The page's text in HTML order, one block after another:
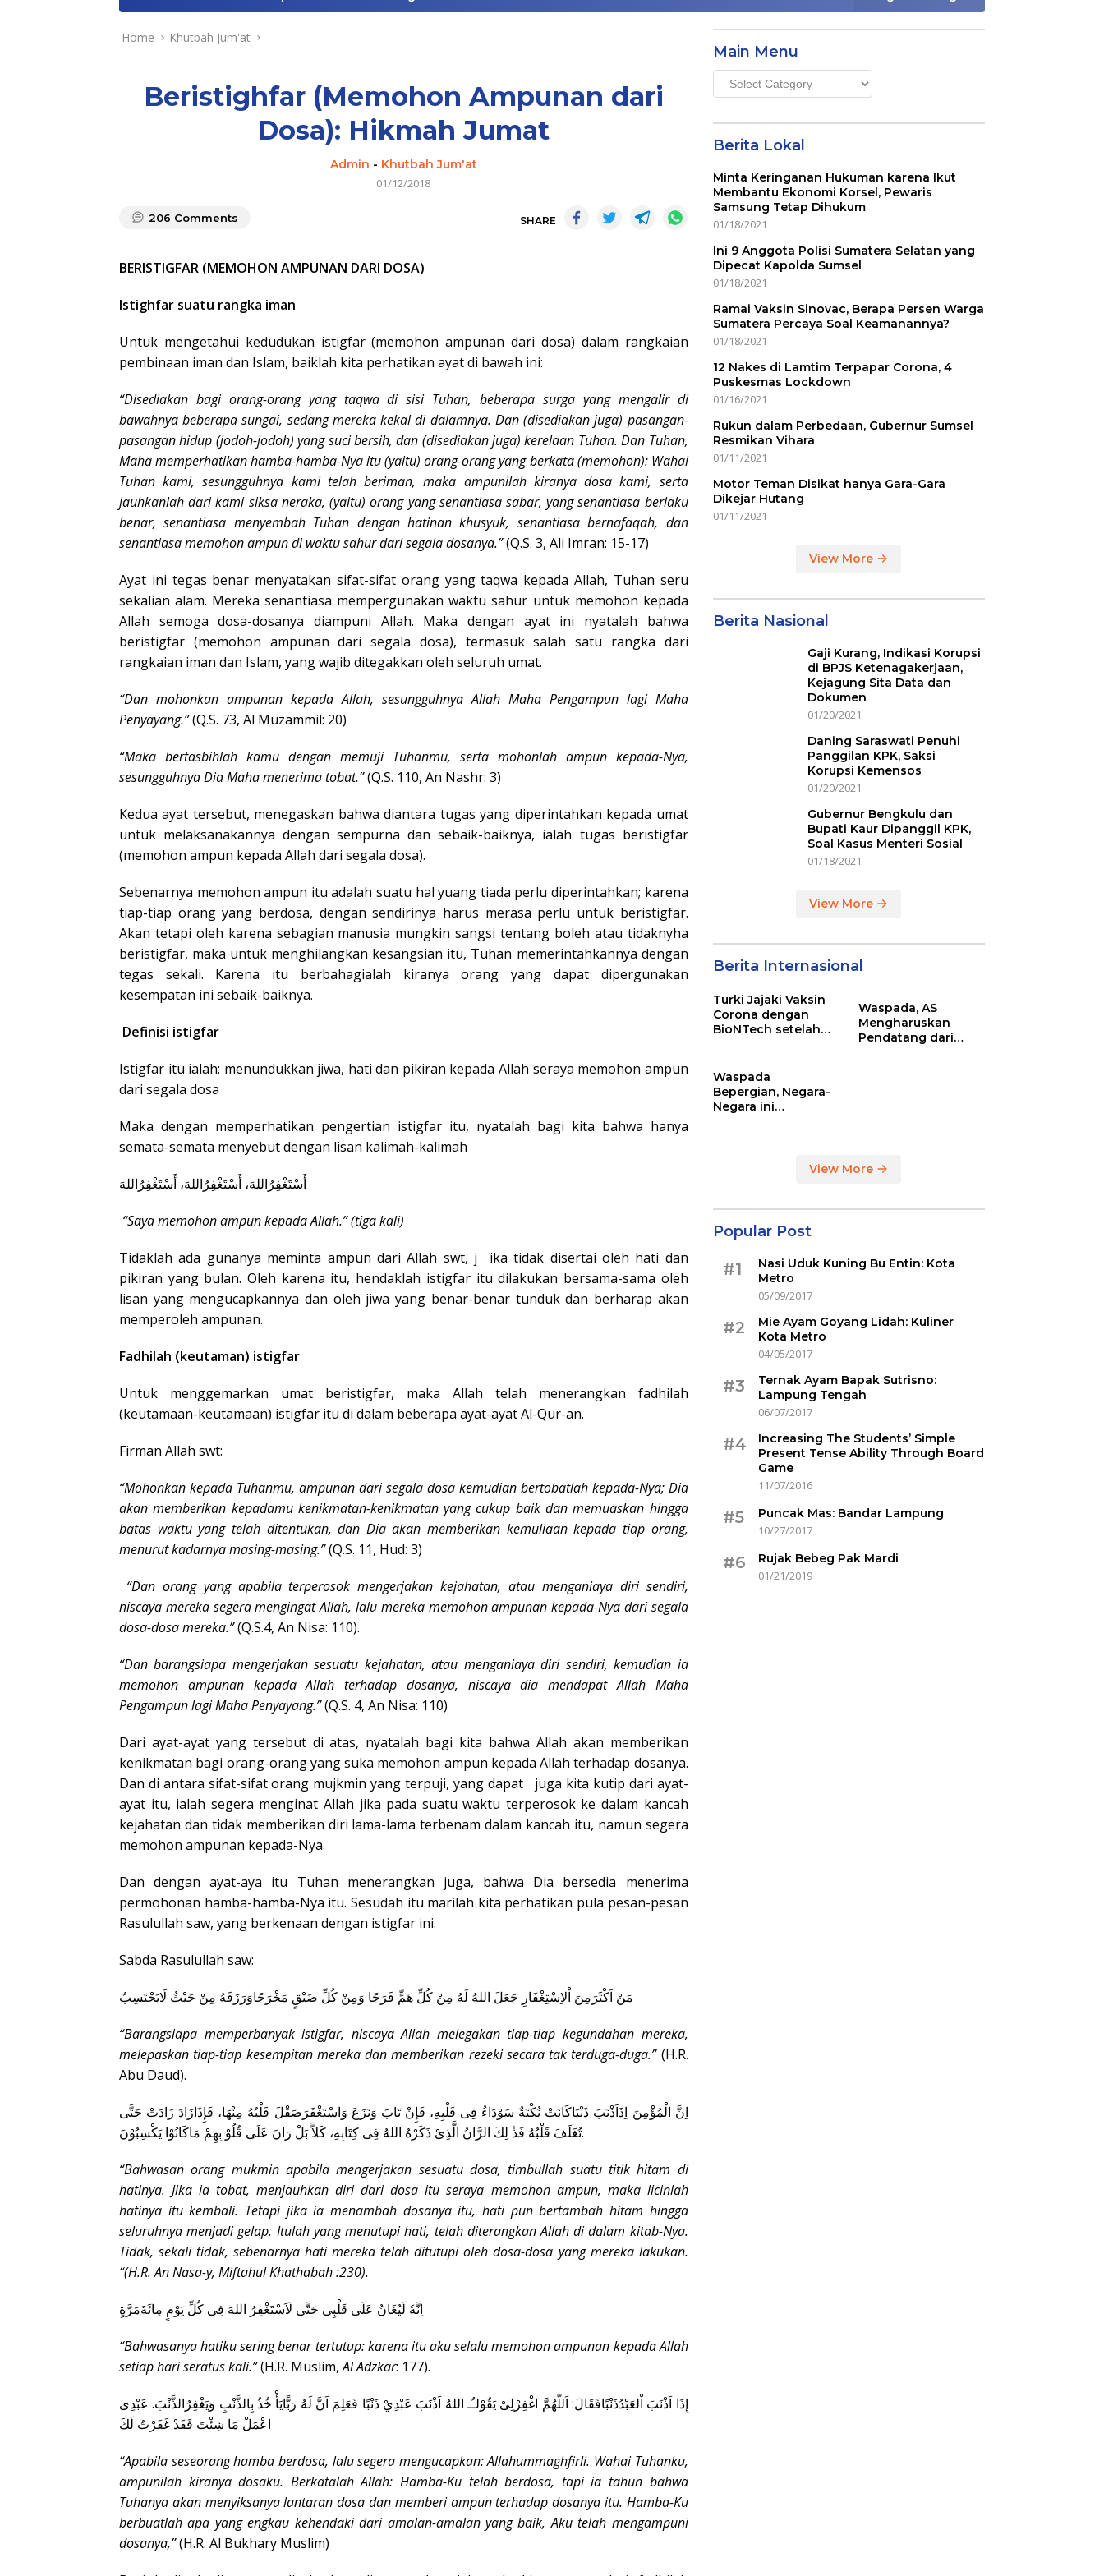
Home Khutbah Jum'at
Beristighfar (Memohon Ampunan dari
Dosa): Hikmah Jumat
Admin - Khutbah Jum'at
01/12/2018
206 Comments SHARE
BERISTIGFAR (MEMOHON AMPUNAN DARI DOSA)
Istighfar suatu rangka iman
Untuk mengetahui kedudukan istigfar (memohon ampunan dari dosa) dalam rangkaian
pembinaan iman dan Islam, baiklah kita perhatikan ayat di bawah ini:
“Disediakan bagi orang-orang yang taqwa di sisi Tuhan, beberapa surga yang mengalir di
bawahnya beberapa sungai, sedang mereka kekal di dalamnya. Dan (disediakan juga) pasangan-
pasangan hidup (jodoh-jodoh) yang suci bersih, dan (disediakan juga) kerelaan Tuhan. Dan Tuhan,
Maha memperhatikan hamba-hamba-Nya itu (yaitu) orang-orang yang berkata (memohon): Wahai
Tuhan kami, sesungguhnya kami telah beriman, maka ampunilah kiranya dosa kami, serta
jauhkanlah dari kami siksa neraka, (yaitu) orang yang senantiasa sabar, yang senantiasa berlaku
benar, senantiasa menyembah Tuhan dengan hatinan khusyuk, senantiasa bernafaqah, dan
senantiasa memohon ampun di waktu sahur dari segala dosanya.”(Q.S. 3, Ali Imran: 15-17)
Ayat ini tegas benar menyatakan sifat-sifat orang yang taqwa kepada Allah, Tuhan seru
sekalian alam. Mereka senantiasa mempergunakan waktu sahur untuk memohon kepada
Allah semoga dosa-dosanya diampuni Allah. Maka dengan ayat ini nyatalah bahwa
beristigfar (memohon ampunan dari segala dosa), termasuk salah satu rangka dari
rangkaian iman dan Islam, yang wajib ditegakkan oleh seluruh umat.
“Dan mohonkan ampunan kepada Allah, sesungguhnya Allah Maha Pengampun lagi Maha
Penyayang.”(Q.S. 73, Al Muzammil: 20)
“Maka bertasbihlah kamu dengan memuji Tuhanmu, serta mohonlah ampun kepada-Nya,
sesungguhnya Dia Maha menerima tobat.”(Q.S. 110, An Nashr: 3)
Kedua ayat tersebut, menegaskan bahwa diantara tugas yang diperintahkan kepada umat
untuk melaksanakannya dengan sempurna dan sebaik-baiknya, ialah tugas beristigfar
(memohon ampun kepada Allah dari segala dosa).
Sebenarnya memohon ampun itu adalah suatu hal yuang tiada perlu diperintahkan; karena
tiap-tiap orang yang berdosa, dengan sendirinya harus merasa perlu untuk beristigfar.
Akan tetapi oleh karena sebagian manusia mungkin sangsi tentang boleh atau tidaknyha
beristigfar, maka untuk menghilangkan kesangsian itu, Tuhan memerintahkannya dengan
tegas sekali. Karena itu berbahagialah kiranya orang yang dapat dipergunakan
kesempatan ini sebaik-baiknya.
Definisi istigfar
Istigfar itu ialah: menundukkan jiwa, hati dan pikiran kepada Allah seraya memohon ampun
dari segala dosa
Maka dengan memperhatikan pengertian istigfar itu, nyatalah bagi kita bahwa hanya
semata-semata menyebut dengan lisan kalimah-kalimah
أَسْتَغْفِرُاللهَ، أَسْتَغْفِرُاللهَ، أَسْتَغْفِرُاللهَ
“Saya memohon ampun kepada Allah.” (tiga kali)
Tidaklah ada gunanya meminta ampun dari Allah swt, j ika tidak disertai oleh hati dan
pikiran yang bulan. Oleh karena itu, hendaklah istigfar itu dilakukan bersama-sama oleh
lisan yang mengucapkannya dan oleh jiwa yang benar-benar tunduk dan berharap akan
memperoleh ampunan.
Fadhilah (keutaman) istigfar
Untuk menggemarkan umat beristigfar, maka Allah telah menerangkan fadhilah
(keutamaan-keutamaan) istigfar itu di dalam beberapa ayat-ayat Al-Qur-an.
Firman Allah swt:
“Mohonkan kepada Tuhanmu, ampunan dari segala dosa kemudian bertobatlah kepada-Nya; Dia
akan memberikan kepadamu kenikmatan-kenikmatan yang cukup baik dan memuaskan hingga
batas waktu yang telah ditentukan, dan Dia akan memberikan kemuliaan kepada tiap orang,
menurut kadarnya masing-masing.”(Q.S. 11, Hud: 3)
“Dan orang yang apabila terperosok mengerjakan kejahatan, atau menganiaya diri sendiri,
niscaya mereka segera mengingat Allah, lalu mereka memohon ampunan kepada-Nya dari segala
dosa-dosa mereka.”(Q.S.4, An Nisa: 110).
“Dan barangsiapa mengerjakan sesuatu kejahatan, atau menganiaya diri sendiri, kemudian ia
memohon ampunan kepada Allah terhadap dosanya, niscaya dia mendapat Allah Maha
Pengampun lagi Maha Penyayang.”(Q.S. 4, An Nisa: 110)
Dari ayat-ayat yang tersebut di atas, nyatalah bagi kita bahwa Allah akan memberikan
kenikmatan bagi orang-orang yang suka memohon ampun kepada Allah terhadap dosanya.
Dan di antara sifat-sifat orang mujkmin yang terpuji, yang dapat juga kita kutip dari ayat-
ayat itu, ialah segera menginat Allah jika pada suatu waktu terperosok ke dalam kancah
kejahatan dan tidak memberikan diri lama-lama terbenam dalam kancah itu, namun segera
memohon ampunan kepada-Nya.
Dan dengan ayat-aya itu Tuhan menerangkan juga, bahwa Dia bersedia menerima
permohonan hamba-hamba-Nya itu. Sesudah itu marilah kita perhatikan pula pesan-pesan
Rasulullah saw, yang berkenaan dengan istigfar ini.
Sabda Rasulullah saw:
مَنْ اَكْثَرَمِنَ اْلاِسْتِغْفَارِ جَعَلَ اللهُ لَهُ مِنْ كُلِّ هَمٍّ فَرَجًا وَمِنْ كُلِّ ضَيْقٍ مَخْرَجًاوَرَزَقَهُ مِنْ حَيْثُ لَايَحْتَسِبُ
“Barangsiapa memperbanyak istigfar, niscaya Allah melegakan tiap-tiap kegundahan mereka,
melepaskan tiap-tiap kesempitan mereka dan memberikan rezeki secara tak terduga-duga.” (H.R.
Abu Daud).
اِنَّ الْمُؤْمِنَ اِذَاَذْنَبَ ذَنْبَاكَانَتْ نُكْتَةٌ سَوْدَاءُ فِى قَلْبِهِ، فَإِنْ تَابَ وَنَزَعَ وَاسْتَغْفَرَصَقْلَ قَلْبُهُ مِنْهَا، فَإِذَازَادَ زَادَتْ حَتَّى
تُغَلَفَ قَلْبُهُ فَذٰ لِكَ الرَّانُ الَّذِىْ ذَكَرْهُ اللهُ فِى كِتَابِهِ، كَلاَّ بَلْ رَانَ عَلَى قُلُوْ بِهِمْ مَاكَانُوْا يَكْسِبُوْنَ.
“Bahwasan orang mukmin apabila mengerjakan sesuatu dosa, timbullah suatu titik hitam di
hatinya. Jika ia tobat, menjauhkan diri dari dosa itu seraya memohon ampun, maka licinlah
hatinya itu kembali. Tetapi jika ia menambah dosanya itu, hati pun bertambah hitam hingga
seluruhnya menjadi gelap. Itulah yang menutupi hati, telah diterangkan Allah di dalam kitab-Nya.
Tidak, sekali tidak, sebenarnya hati mereka telah ditutupi oleh dosa-dosa yang mereka lakukan.
“(H.R. An Nasa-y, Miftahul Khathabah :230).
اِنَّهٗ لَيُغَانُ عَلَى قَلْبِى حَتَّى لَاَسْتَغْفِرُ اللهَ فِى كُلِّ يَوْمٍ مِائَةَمَرَّةٍ
“Bahwasanya hatiku sering benar tertutup: karena itu aku selalu memohon ampunan kepada Allah
setiap hari seratus kali.”(H.R. Muslim,Al Adzkar: 177).
إِذَا اَذْنَبَ اْلعَبْدُذَنْبًافَقَالَ: اَللّهُمَّ اغْفِرْلِىْ يَقُوْلـُـ اللهُ اَذْنَبَ عَبْدِيْ ذَنْبًا فَعَلِمَ اَنَّ لَهُ رَبًّايَأْ خُذُ بِالذَّنْبِ وَيَغْفِرُالذَّنْبَ. عَبْدِى
اعْمَلْ مَا شِئْتَ فَقَدْ غَفَرْتُ لَكَ
“Apabila seseorang hamba berdosa, lalu segera mengucapkan: Allahummaghfirli. Wahai Tuhanku,
ampunilah kiranya dosaku. Berkatalah Allah: Hamba-Ku telah berdosa, tapi ia tahun bahwa
Tuhanya akan menyiksanya lantaran dosa dan memberi ampun terhadap dosanya itu. Hamba-Ku
berbuatlah apa yang engkau kehendaki dari amalan-amalan yang baik, Aku telah mengampuni
dosanya,”(H.R. Al Bukhary Muslim)
Main Menu
Main
Menu
Berita Lokal
Minta Keringanan Hukuman karena Ikut
Membantu Ekonomi Korsel, Pewaris
Samsung Tetap Dihukum
01/18/2021
Ini 9 Anggota Polisi Sumatera Selatan yang
Dipecat Kapolda Sumsel
01/18/2021
Ramai Vaksin Sinovac, Berapa Persen Warga
Sumatera Percaya Soal Keamanannya?
01/18/2021
12 Nakes di Lamtim Terpapar Corona, 4
Puskesmas Lockdown
01/16/2021
Rukun dalam Perbedaan, Gubernur Sumsel
Resmikan Vihara
01/11/2021
Motor Teman Disikat hanya Gara-Gara
Dikejar Hutang
01/11/2021
View More
Berita Nasional
Gaji Kurang, Indikasi Korupsi
di BPJS Ketenagakerjaan,
Kejagung Sita Data dan
Dokumen
01/20/2021
Daning Saraswati Penuhi
Panggilan KPK, Saksi
Korupsi Kemensos
01/20/2021
Gubernur Bengkulu dan
Bupati Kaur Dipanggil KPK,
Soal Kasus Menteri Sosial
01/18/2021
View More
Berita Internasional
Turki Jajaki Vaksin
Corona dengan
BioNTech setelah
Waspada, AS
Mengharuskan
Pendatang dari
Waspada
Bepergian, Negara-
Negara ini
View More
Popular Post
#1
Nasi Uduk Kuning Bu Entin: Kota
Metro
05/09/2017
#2
Mie Ayam Goyang Lidah: Kuliner
Kota Metro
04/05/2017
#3
Ternak Ayam Bapak Sutrisno:
Lampung Tengah
06/07/2017
#4
Increasing The Students’ Simple
Present Tense Ability Through Board
Game
11/07/2016
#5
Puncak Mas: Bandar Lampung
10/27/2017
#6
Rujak Bebeg Pak Mardi
01/21/2019